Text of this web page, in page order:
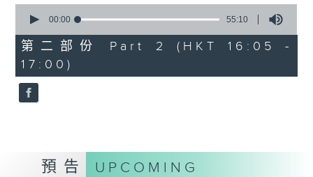
Three Nocturnes (12’)
Rain (5’)
Nobuo UEMATSU (Hilson YIP arr.)
Final Fantasy: Midgar Fantasy
Suite (15’)
Hall, The Hong Kong Academy for
seconds
55
minutes,
10
seconds
00:00 55:10
第二部份 Part 2 (HKT 16:05 -
17:00)
預告 UPCOMING